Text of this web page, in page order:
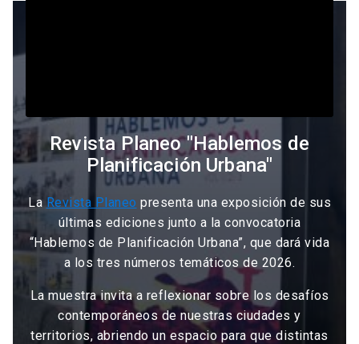
Revista Planeo "Hablemos de
Planificación Urbana"
La Revista Planeo presenta una exposición de sus
últimas ediciones junto a la convocatoria
“Hablemos de Planificación Urbana”, que dará vida
a los tres números temáticos de 2026.
La muestra invita a reflexionar sobre los desafíos
contemporáneos de nuestras ciudades y
territorios, abriendo un espacio para que distintas